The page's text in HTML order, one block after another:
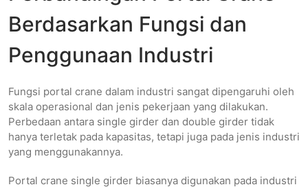
Berdasarkan Fungsi dan
Penggunaan Industri
Fungsi portal crane dalam industri sangat dipengaruhi oleh
skala operasional dan jenis pekerjaan yang dilakukan.
Perbedaan antara single girder dan double girder tidak
hanya terletak pada kapasitas, tetapi juga pada jenis industri
yang menggunakannya.
Portal crane single girder biasanya digunakan pada industri